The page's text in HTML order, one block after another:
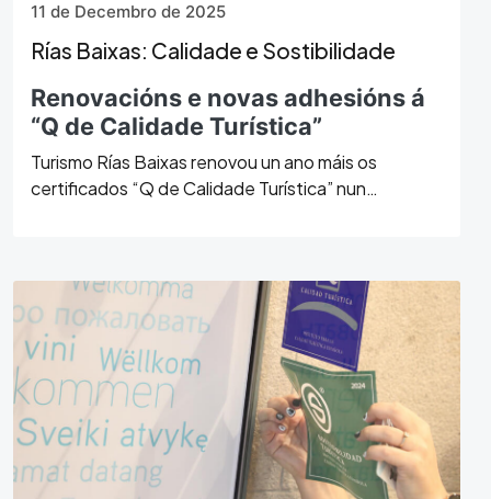
11 de Decembro de 2025
Rías Baixas: Calidade e Sostibilidade
Renovacións e novas adhesións á
“Q de Calidade Turística”
Turismo Rías Baixas renovou un ano máis os
certificados “Q de Calidade Turística” nun